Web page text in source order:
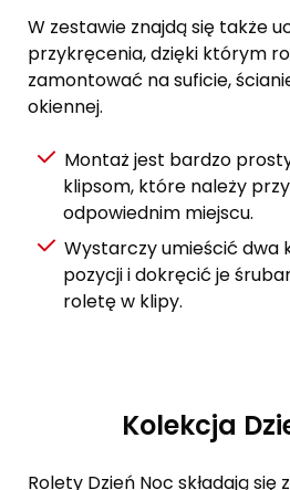
W zestawie znajdą się także
przykręcenia, dzięki którym
zamontować na suficie,
okiennej.
Montaż jest bardzo
klipsom, które należy
odpowiednim miejscu.
Wystarczy umieścić dwa
pozycji i dokręcić je
roletę w klipy.
Kolekcja
Rolety Dzień Noc składają